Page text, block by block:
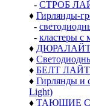
- СТРОБ
♦ Гирлянды-
-
- кластеры с
♦ ДЮРАЛАЙТ-
♦
♦ БЕЛТ ЛАЙТ
♦ Гирлянды и
Light)
♦ ТАЮЩИЕ